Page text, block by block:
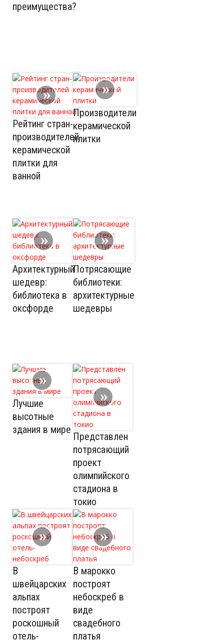
преимущества?
Рейтинг стран-
производителей
керамической
плитки для
ванной
Производители
керамической
плитки
Архитектурный
шедевр:
библиотека в
оксфорде
Потрясающие
библиотеки:
архитектурные
шедевры
Лучшие
высотные
здания в мире
Представлен
потрясающий
проект
олимпийского
стадиона в
токио
В
швейцарских
альпах
построят
роскошный
отель-
В марокко
построят
небоскреб в
виде
свадебного
платья